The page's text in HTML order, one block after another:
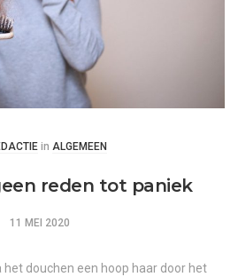
Posted
in ALGEMEEN
reden tot paniek
11 MEI 2020
het douchen een hoop haar door het